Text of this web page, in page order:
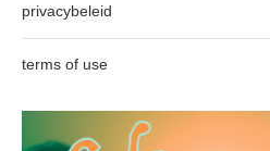
privacybeleid
terms of use